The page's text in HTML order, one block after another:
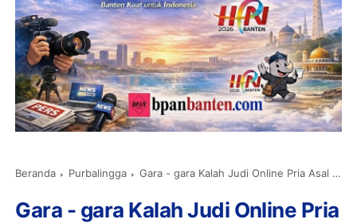
Beranda Purbalingga Gara - gara Kalah Judi Online Pria Asal Banjarnegara Gelapkan Sepeda Motor Berhasil Diringkus Polisi
Gara - gara Kalah Judi Online Pria